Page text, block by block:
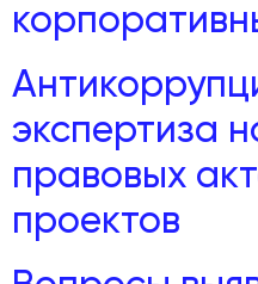
экспертиза
правовых
проектов